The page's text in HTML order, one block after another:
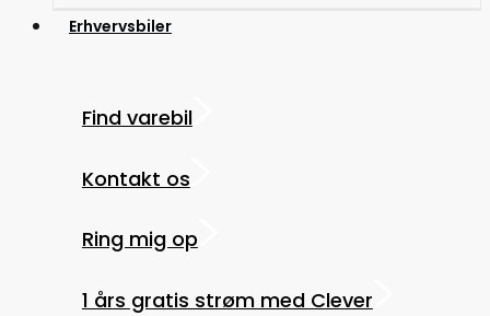
Erhvervsbiler
Find varebil
Kontakt os
Ring mig op
1 års gratis strøm med Clever